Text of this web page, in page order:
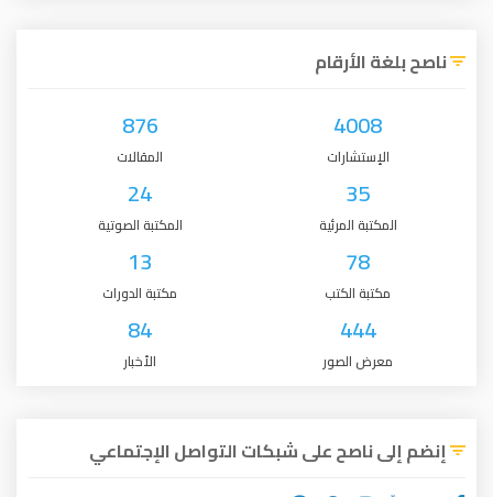
ناصح بلغة الأرقام
4008
الإستشارات
876
المقالات
35
المكتبة المرئية
24
المكتبة الصوتية
78
مكتبة الكتب
13
مكتبة الدورات
444
معرض الصور
84
الأخبار
إنضم إلى ناصح على شبكات التواصل الإجتماعي